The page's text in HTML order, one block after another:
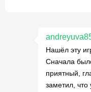
Нашёл эту
Сначала
приятный,
заметил, что